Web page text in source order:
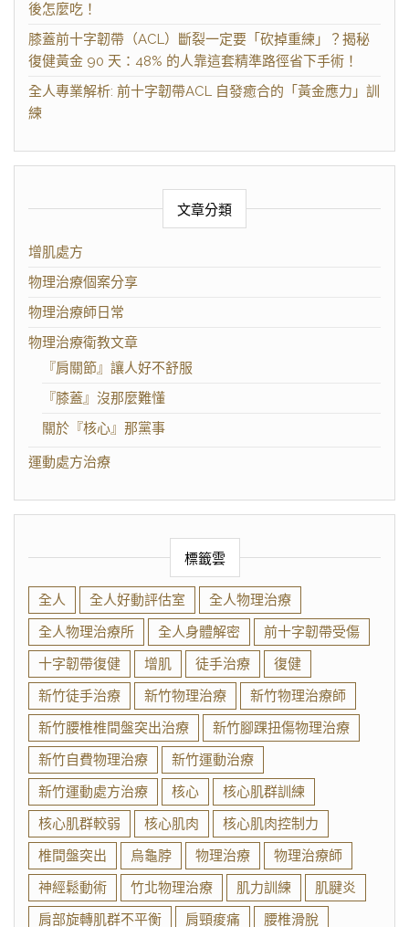
後怎麼吃！
膝蓋前十字韌帶（ACL）斷裂一定要「砍掉重練」？揭秘
復健黃金 90 天：48% 的人靠這套精準路徑省下手術！
全人專業解析: 前十字韌帶ACL 自發癒合的「黃金應力」訓
練
文章分類
增肌處方
物理治療個案分享
物理治療師日常
物理治療衛教文章
『肩關節』讓人好不舒服
『膝蓋』沒那麼難懂
關於『核心』那黨事
運動處方治療
標籤雲
全人 全人好動評估室
全人物理治療
全人物理治療所
全人身體解密
前十字韌帶受傷
十字韌帶復健
增肌 徒手治療
復健
新竹徒手治療
新竹物理治療
新竹物理治療師
新竹腰椎椎間盤突出治療
新竹腳踝扭傷物理治療
新竹自費物理治療
新竹運動治療
新竹運動處方治療
核心
核心肌群訓練
核心肌群較弱
核心肌肉
核心肌肉控制力
椎間盤突出
烏龜脖 物理治療
物理治療師
神經鬆動術
竹北物理治療 肌力訓練
肌腱炎
肩部旋轉肌群不平衡
肩頸痠痛 腰椎滑脫